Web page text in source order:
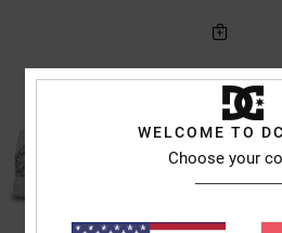
WELCOME TO
Choose your